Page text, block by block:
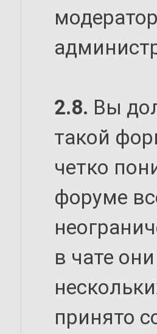
2.8. Вы
такой
четко
форуме
в чате
принято